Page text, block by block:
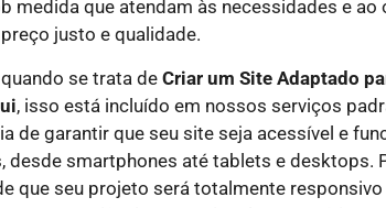
medida que atendam às necessidades e ao
justo e qualidade.
se trata de Criar um Site Adaptado
, isso está incluído em nossos serviços
de garantir que seu site seja acessível e
desde smartphones até tablets e desktops.
que seu projeto será totalmente